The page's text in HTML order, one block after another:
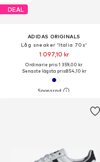
DEAL
ADIDAS ORIGINALS
Låg sneaker 'Italia 70s'
1 097,10 kr
Ordinarie pris: 1 359,00 kr
Senaste lägsta pris:854,10 kr